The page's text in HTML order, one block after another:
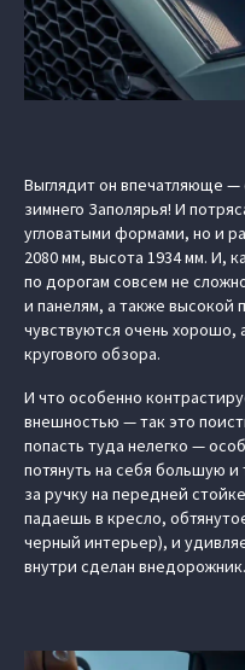
Выглядит он впечатляюще —
зимнего Заполярья! И
угловатыми формами, но и
2080 мм, высота 1934 мм. И,
по дорогам совсем не
и панелям, а также высокой
чувствуются очень хорошо,
кругового обзора.
И что особенно
внешностью — так это
попасть туда нелегко —
потянуть на себя большую
за ручку на передней
падаешь в кресло,
черный интерьер), и
внутри сделан внедорожник.